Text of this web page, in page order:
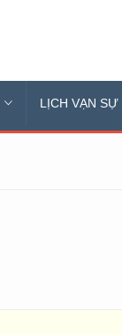
LỊCH VẠN SỰ